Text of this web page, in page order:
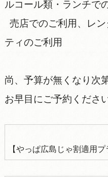
ルコール類・ランチで
売店でのご利用、レ
ティのご利用
尚、予算が無くなり次
お早目にご予約くださ
【やっぱ広島じゃ割適用